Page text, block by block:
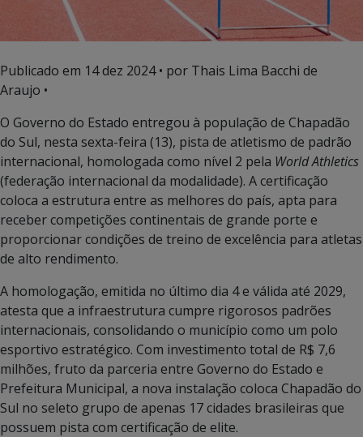
Publicado em 14 dez 2024• por Thais Lima Bacchi de
Araujo •
O Governo do Estado entregou à população de Chapadão
do Sul, nesta sexta-feira (13), pista de atletismo de padrão
internacional, homologada como nível 2 pela World Athletics
(federação internacional da modalidade). A certificação
coloca a estrutura entre as melhores do país, apta para
receber competições continentais de grande porte e
proporcionar condições de treino de excelência para atletas
de alto rendimento.
A homologação, emitida no último dia 4 e válida até 2029,
atesta que a infraestrutura cumpre rigorosos padrões
internacionais, consolidando o município como um polo
esportivo estratégico. Com investimento total de R$ 7,6
milhões, fruto da parceria entre Governo do Estado e
Prefeitura Municipal, a nova instalação coloca Chapadão do
Sul no seleto grupo de apenas 17 cidades brasileiras que
possuem pista com certificação de elite.